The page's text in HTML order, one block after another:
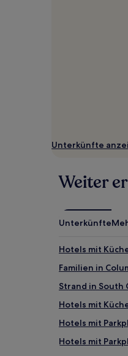
Unterkünfte
Weiter
Unterkünfte
Hotels mit
Familien in
Strand in South
Hotels mit
Hotels mit
Hotels mit